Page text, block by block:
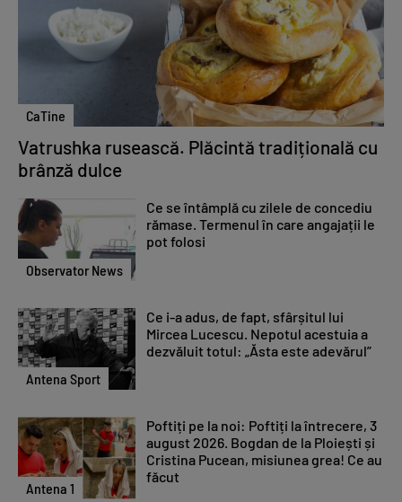
CaTine
Vatrushka rusească. Plăcintă tradițională cu
brânză dulce
Observator News
Ce se întâmplă cu zilele de concediu
rămase. Termenul în care angajații le
pot folosi
Antena Sport
Ce i-a adus, de fapt, sfârșitul lui
Mircea Lucescu. Nepotul acestuia a
dezvăluit totul: „Ăsta este adevărul”
Antena 1
Poftiți pe la noi: Poftiți la întrecere, 3
august 2026. Bogdan de la Ploiești și
Cristina Pucean, misiunea grea! Ce au
făcut